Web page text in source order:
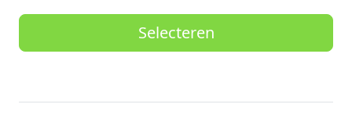
Selecteren